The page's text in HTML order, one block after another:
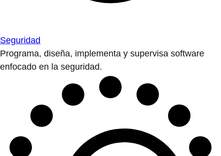
Seguridad
Programa, diseña, implementa y supervisa software
enfocado en la seguridad.